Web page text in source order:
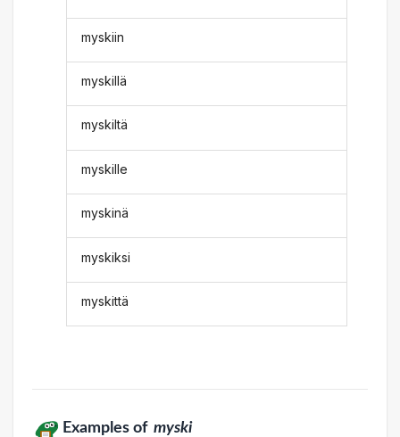
myskiin
myskillä
myskiltä
myskille
myskinä
myskiksi
myskittä
Examples of myski